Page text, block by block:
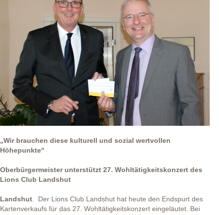
„Wir brauchen diese kulturell und sozial wertvollen
Höhepunkte“
Oberbürgermeister unterstützt 27. Wohltätigkeitskonzert des
Lions Club Landshut
Landshut. Der Lions Club Landshut hat heute den Endspurt des
Kartenverkaufs für das 27. Wohltätigkeitskonzert eingeläutet. Bei